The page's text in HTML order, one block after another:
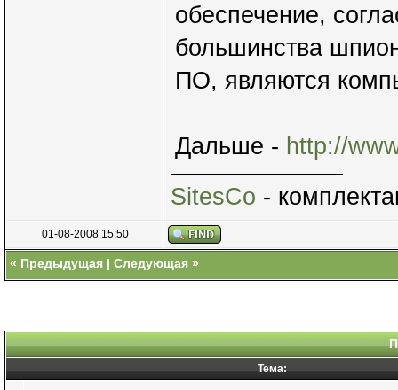
обеспечение,
большинства
ПО, являются
Дальше - http://
SitesCo -
01-08-2008 15:50
« Предыдущая | Следующая »
Тема: